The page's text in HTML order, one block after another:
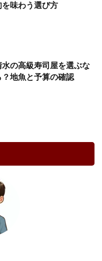
を味わう選び方
水の高級寿司屋を選ぶな
？地魚と予算の確認